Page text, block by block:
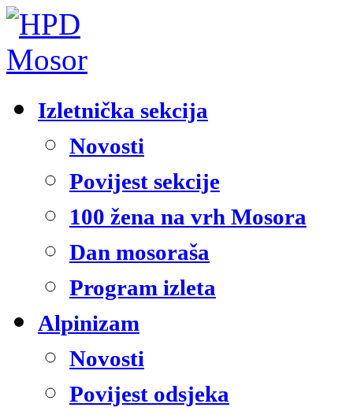
Izletnička sekcija
Novosti
Povijest sekcije
100 žena na vrh Mosora
Dan mosoraša
Program izleta
Alpinizam
Novosti
Povijest odsjeka